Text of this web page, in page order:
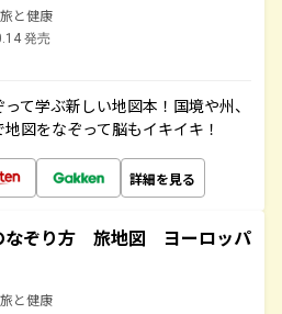
と健康
発売
て学ぶ新しい地図本！国境や州、
図をなぞって脳もイキイキ！
詳細を見る
なぞり方 旅地図 ヨーロッパ
と健康